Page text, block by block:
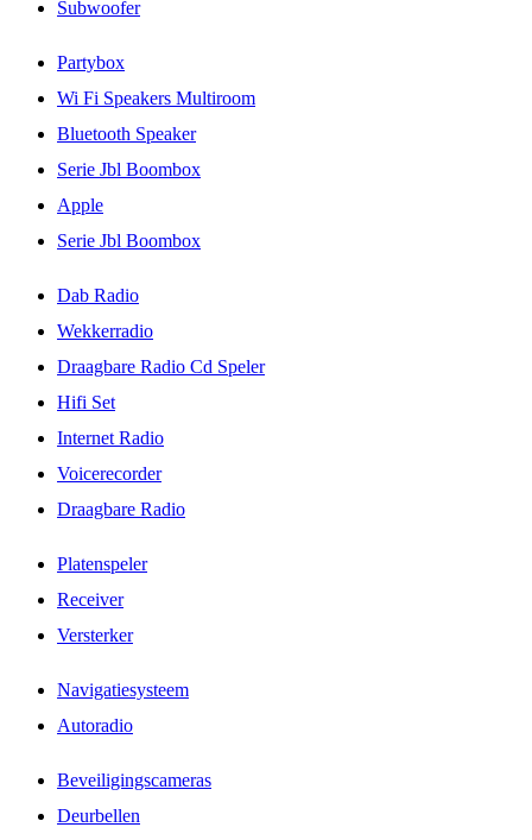
Subwoofer
Partybox
Wi Fi Speakers Multiroom
Bluetooth Speaker
Serie Jbl Boombox
Apple
Serie Jbl Boombox
Dab Radio
Wekkerradio
Draagbare Radio Cd Speler
Hifi Set
Internet Radio
Voicerecorder
Draagbare Radio
Platenspeler
Receiver
Versterker
Navigatiesysteem
Autoradio
Beveiligingscameras
Deurbellen